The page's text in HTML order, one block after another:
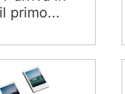
primo...